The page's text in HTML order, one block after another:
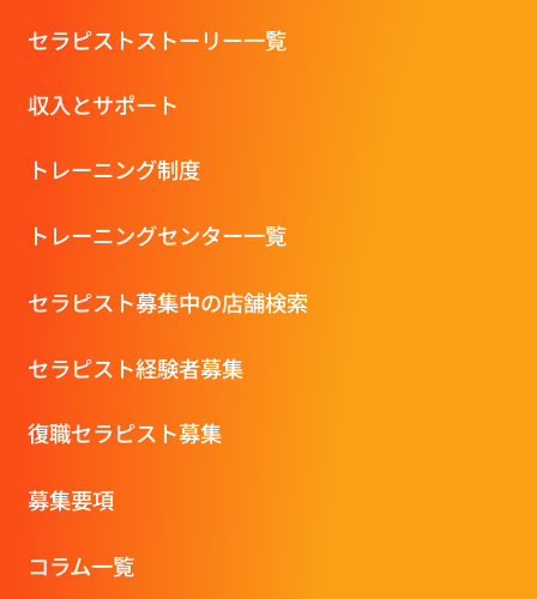
セラピストストーリー一覧
収⼊とサポート
トレーニング制度
トレーニングセンター一覧
セラピスト募集中の店舗検索
セラピスト経験者募集
復職セラピスト募集
募集要項
コラム一覧